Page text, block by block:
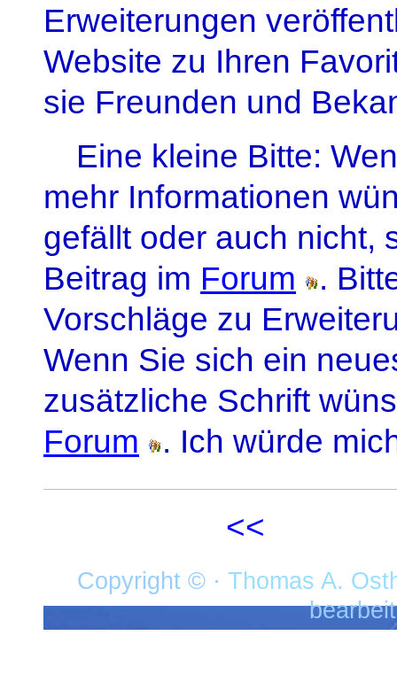
Erweiterungen
Website zu Ihren
sie Freunden und
Eine kleine Bitte:
mehr Informationen
gefällt oder auch nicht,
Beitrag im Forum
.
Vorschläge zu
Wenn Sie sich ein
zusätzliche Schrift
Forum
. Ich würde
<<
Copyright © · Thomas A.